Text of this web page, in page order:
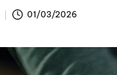
01/03/2026